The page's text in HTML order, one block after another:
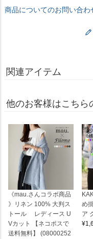
商品についてのお問い合わ
関連アイテム
他のお客様はこちら
《mau.さんコラボ商品
》リネン 100% 大判ス
トール レディース U
Vカット 【ネコポスで
送料無料】 (08000252
め
ア
¥